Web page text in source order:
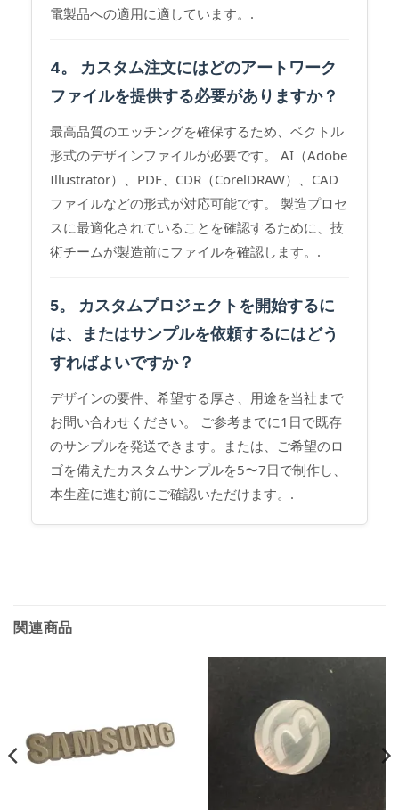
電製品への適用に適しています。.
4。 カスタム注文にはどのアートワーク
ファイルを提供する必要がありますか？
最高品質のエッチングを確保するため、ベクトル
形式のデザインファイルが必要です。 AI（Adobe
Illustrator）、PDF、CDR（CorelDRAW）、CAD
ファイルなどの形式が対応可能です。 製造プロセ
スに最適化されていることを確認するために、技
術チームが製造前にファイルを確認します。.
5。 カスタムプロジェクトを開始するに
は、またはサンプルを依頼するにはどう
すればよいですか？
デザインの要件、希望する厚さ、用途を当社まで
お問い合わせください。 ご参考までに1日で既存
のサンプルを発送できます。または、ご希望のロ
ゴを備えたカスタムサンプルを5〜7日で制作し、
本生産に進む前にご確認いただけます。.
関連商品